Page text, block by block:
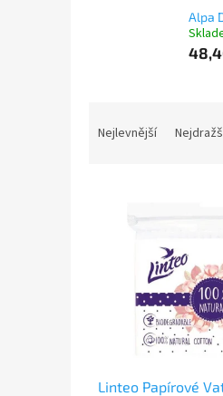
Alpa
Nejlevnější
Linteo Papírové